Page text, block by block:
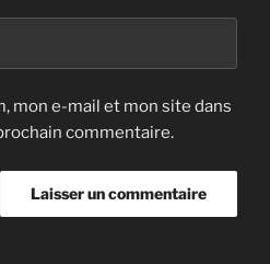
mon e-mail et mon site dans
commentaire.